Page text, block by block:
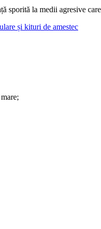
sporită la medii agresive
și kituri de amestec